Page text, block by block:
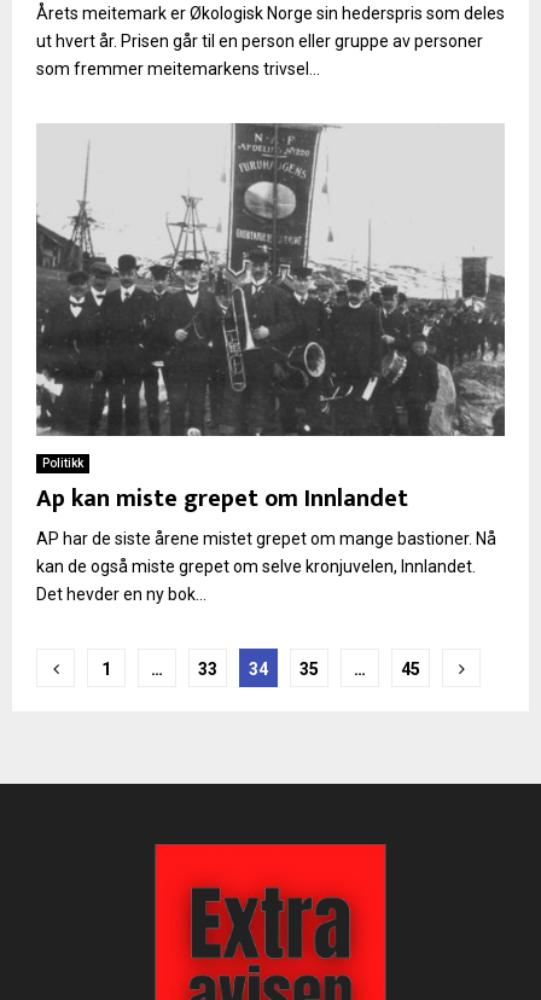
Årets meitemark er Økologisk Norge sin hederspris som deles
ut hvert år. Prisen går til en person eller gruppe av personer
som fremmer meitemarkens trivsel...
Politikk
Ap kan miste grepet om Innlandet
AP har de siste årene mistet grepet om mange bastioner. Nå
kan de også miste grepet om selve kronjuvelen, Innlandet.
Det hevder en ny bok...
Sidepaginering
1 … 33 34 35 … 45